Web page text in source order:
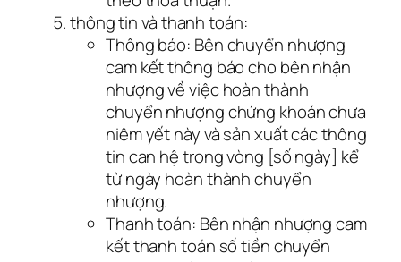
thông tin và thanh toán:
Thông báo: Bên chuyển nhượng
cam kết thông báo cho bên nhận
nhượng về việc hoàn thành
chuyển nhượng chứng khoán chưa
niêm yết này và sản xuất các thông
tin can hệ trong vòng [số ngày] kể
từ ngày hoàn thành chuyển
nhượng.
Thanh toán: Bên nhận nhượng cam
kết thanh toán số tiền chuyển